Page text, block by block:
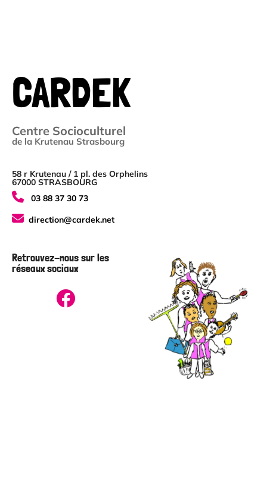
CARDEK
Centre Socioculturel
de la Krutenau Strasbourg
58 r Krutenau / 1 pl. des Orphelins
67000 STRASBOURG
03 88 37 30 73
direction@cardek.net
Retrouvez-nous sur les
réseaux sociaux